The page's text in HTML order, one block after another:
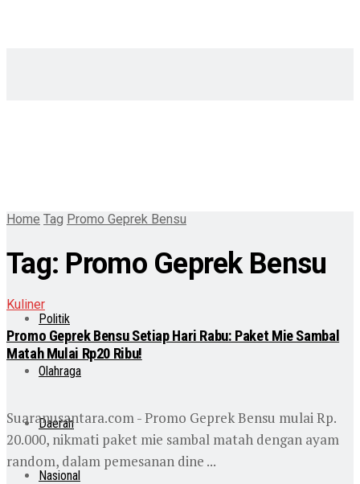
Politik
Olahraga
Daerah
Nasional
Home Tag Promo Geprek Bensu
Tag: Promo Geprek Bensu
Kuliner
Promo Geprek Bensu Setiap Hari Rabu: Paket Mie Sambal
Matah Mulai Rp20 Ribu!
Suaranusantara.com - Promo Geprek Bensu mulai Rp.
20.000, nikmati paket mie sambal matah dengan ayam
random, dalam pemesanan dine ...